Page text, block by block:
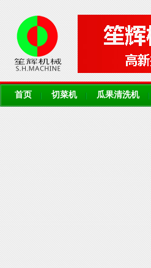
首页 切菜机 瓜果清洗机